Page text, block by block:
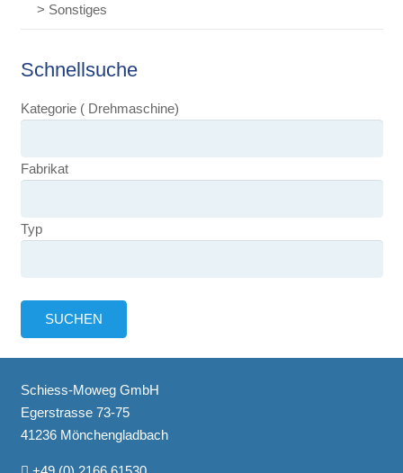
> Sonstiges
Schnellsuche
Kategorie ( Drehmaschine)
Fabrikat
Typ
Schiess-Moweg GmbH
Egerstrasse 73-75
41236 Mönchengladbach